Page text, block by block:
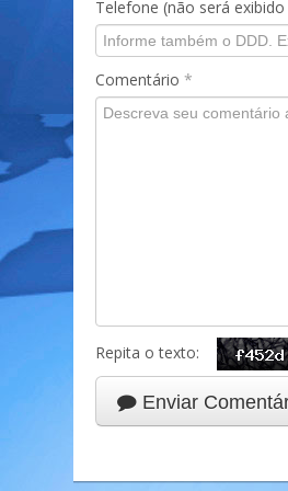
Telefone (não será
Comentário *
Repita o texto:
Enviar